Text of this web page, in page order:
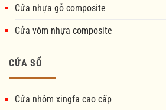
Cửa nhựa gỗ composite
Cửa vòm nhựa composite
CỬA SỔ
Cửa nhôm xingfa cao cấp